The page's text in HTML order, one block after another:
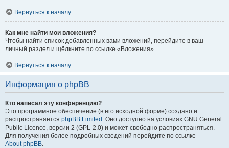
Вернуться к началу
Как мне найти мои вложения?
Чтобы найти список добавленных вами вложений, перейдите в ваш
личный раздел и щёлкните по ссылке «Вложения».
Вернуться к началу
Информация о phpBB
Кто написал эту конференцию?
Это программное обеспечение (в его исходной форме) создано и
распространяется phpBB Limited . Оно доступно на условиях GNU General
Public Licence, версии 2 (GPL-2.0) и может свободно распространяться.
Для получения более подробных сведений перейдите по ссылке
About phpBB